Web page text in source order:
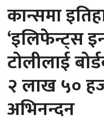
कान्समा
‘इलिफेन्ट्स
टोलीलाई
२ लाख ५०
अभिनन्दन